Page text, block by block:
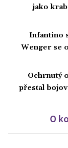
jako
Infantino
Wenger se
Ochrnutý
přestal
O